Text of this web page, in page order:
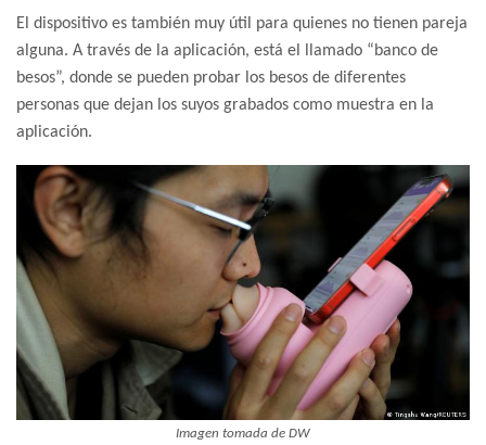
El dispositivo es también muy útil para quienes no tienen pareja
alguna. A través de la aplicación, está el llamado “banco de
besos”, donde se pueden probar los besos de diferentes
personas que dejan los suyos grabados como muestra en la
aplicación.
Imagen tomada de DW